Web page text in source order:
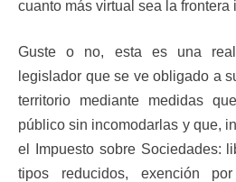
cuanto más virtual sea la frontera
Guste o no, esta es una
legislador que se ve obligado a
territorio mediante medidas
público sin incomodarlas y que,
el Impuesto sobre Sociedades:
tipos reducidos, exención